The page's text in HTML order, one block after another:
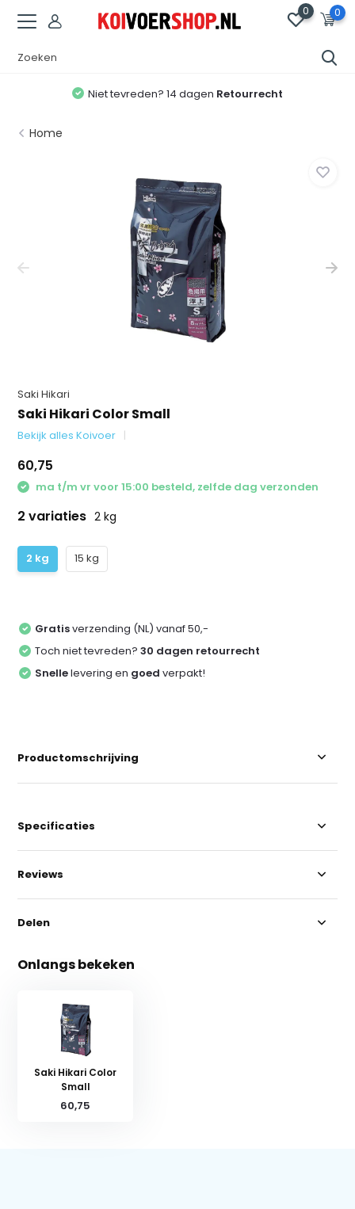
0 0
Niet tevreden? 14 dagen Retourrecht
Home
Saki Hikari
Saki Hikari Color Small
Bekijk alles Koivoer
60,75
ma t/m vr voor 15:00 besteld, zelfde dag verzonden
2 variaties 2 kg
2 kg 15 kg
Gratisverzending (NL) vanaf 50,-
Toch niet tevreden?30 dagen retourrecht
Snellelevering en goed verpakt!
Productomschrijving
Specificaties
Reviews
Delen
Onlangs bekeken
Saki Hikari Color
Small
60,75